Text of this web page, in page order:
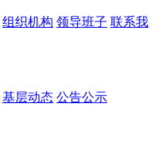
组织机构 领导班子 联系我
基层动态 公告公示